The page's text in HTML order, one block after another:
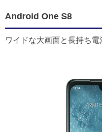
Android One S8
ワイドな大画面と長持ち